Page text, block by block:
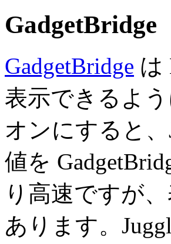
GadgetBridge
GadgetBridge は
表示できるよ
オンにすると
値を
り高速ですが
あります。